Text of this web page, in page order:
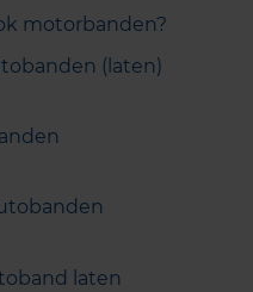
motorbanden?
(laten)
laten